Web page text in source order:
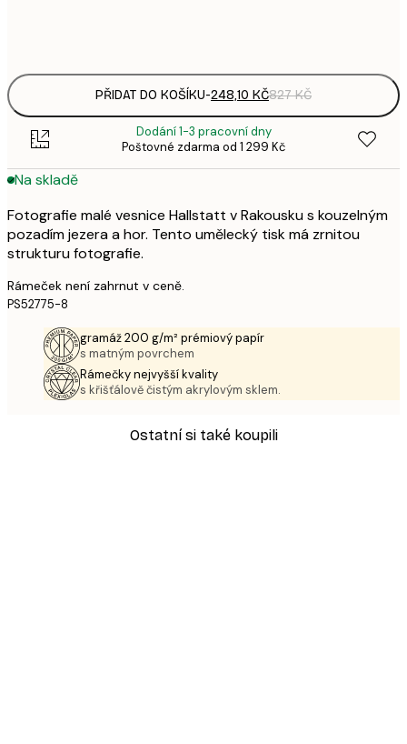
PŘIDAT DO KOŠÍKU-248,10 KČ827 KČ
Dodání 1-3 pracovní dny
Poštovné zdarma od 1 299 Kč
Na skladě
Fotografie malé vesnice Hallstatt v Rakousku s kouzelným
pozadím jezera a hor. Tento umělecký tisk má zrnitou
strukturu fotografie.
Rámeček není zahrnut v ceně.
PS52775-8
gramáž 200 g/m² prémiový papír
s matným povrchem
Rámečky nejvyšší kvality
s křišťálově čistým akrylovým sklem.
Ostatní si také koupili